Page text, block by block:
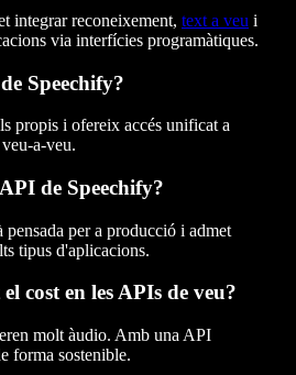
integrar reconeixement, text a veu i
via interfícies programàtiques.
Speechify?
propis i ofereix accés unificat a
a-veu.
de Speechify?
per a producció i admet
tipus d'aplicacions.
cost en les APIs de veu?
molt àudio. Amb una API
forma sostenible.